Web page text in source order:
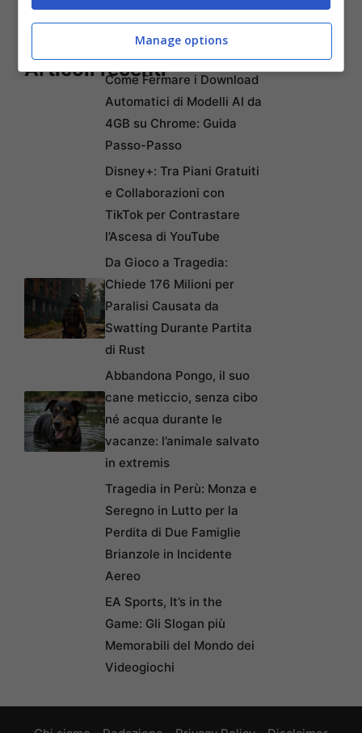
Articoli recentiCome Fermare i Download
Automatici di Modelli AI da
4GB su Chrome: Guida
Passo-Passo
Disney+: Tra Piani Gratuiti
e Collaborazioni con
TikTok per Contrastare
l’Ascesa di YouTube
Da Gioco a Tragedia:
Chiede 176 Milioni per
Paralisi Causata da
Swatting Durante Partita
di Rust
Abbandona Pongo, il suo
cane meticcio, senza cibo
né acqua durante le
vacanze: l’animale salvato
in extremis
Tragedia in Perù: Monza e
Seregno in Lutto per la
Perdita di Due Famiglie
Brianzole in Incidente
Aereo
EA Sports, It’s in the
Game: Gli Slogan più
Memorabili del Mondo dei
Videogiochi
Manage options